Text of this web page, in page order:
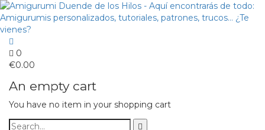
0
€0.00
An empty cart
You have no item in your shopping cart